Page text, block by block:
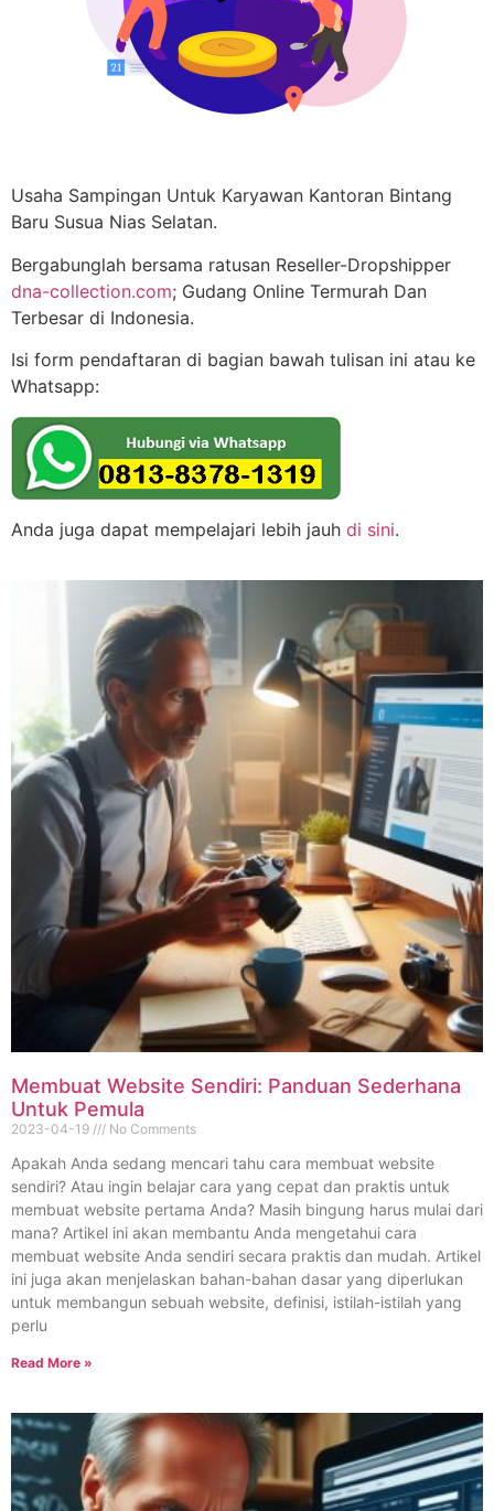
Usaha Sampingan Untuk Karyawan Kantoran Bintang
Baru Susua Nias Selatan.
Bergabunglah bersama ratusan Reseller-Dropshipper
dna-collection.com; Gudang Online Termurah Dan
Terbesar di Indonesia.
Isi form pendaftaran di bagian bawah tulisan ini atau ke
Whatsapp:
Anda juga dapat mempelajari lebih jauh di sini.
Membuat Website Sendiri: Panduan Sederhana
Untuk Pemula
2023-04-19 No Comments
Apakah Anda sedang mencari tahu cara membuat website
sendiri? Atau ingin belajar cara yang cepat dan praktis untuk
membuat website pertama Anda? Masih bingung harus mulai dari
mana? Artikel ini akan membantu Anda mengetahui cara
membuat website Anda sendiri secara praktis dan mudah. Artikel
ini juga akan menjelaskan bahan-bahan dasar yang diperlukan
untuk membangun sebuah website, definisi, istilah-istilah yang
perlu
Read More »